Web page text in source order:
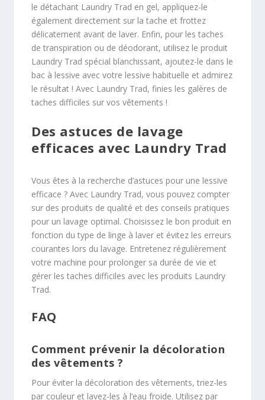
le détachant Laundry Trad en gel, appliquez-le
également directement sur la tache et frottez
délicatement avant de laver. Enfin, pour les taches
de transpiration ou de déodorant, utilisez le produit
Laundry Trad spécial blanchissant, ajoutez-le dans le
bac à lessive avec votre lessive habituelle et admirez
le résultat ! Avec Laundry Trad, finies les galères de
taches difficiles sur vos vêtements !
Des astuces de lavage
efficaces avec Laundry Trad
Vous êtes à la recherche d’astuces pour une lessive
efficace ? Avec Laundry Trad, vous pouvez compter
sur des produits de qualité et des conseils pratiques
pour un lavage optimal. Choisissez le bon produit en
fonction du type de linge à laver et évitez les erreurs
courantes lors du lavage. Entretenez régulièrement
votre machine pour prolonger sa durée de vie et
gérer les taches difficiles avec les produits Laundry
Trad.
FAQ
Comment prévenir la décoloration
des vêtements ?
Pour éviter la décoloration des vêtements, triez-les
par couleur et lavez-les à l’eau froide. Utilisez par